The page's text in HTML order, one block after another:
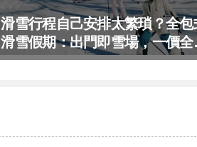
滑雪行程自己安排太繁瑣？全包
滑雪假期：出門即雪場，一價全
不怕預算爆表！